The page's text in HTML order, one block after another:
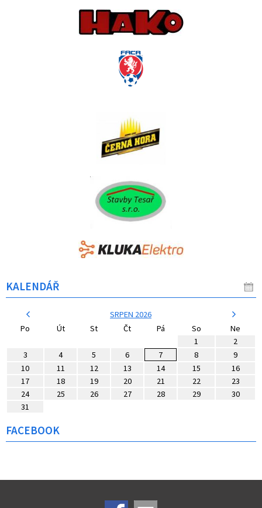
KALENDÁŘ
SRPEN 2026
Po
Út St Čt Pá So
Ne
1
2
3
4 5 6 7 8
9
10
11 12 13 14 15
16
17
18 19 20 21 22
23
24
25 26 27 28 29
30
31
FACEBOOK